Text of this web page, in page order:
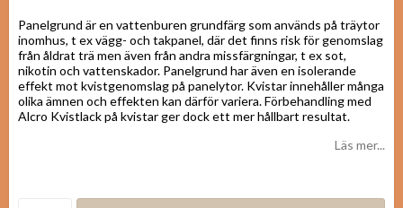
Panelgrund är en vattenburen grundfärg som används på träytor
inomhus, t ex vägg- och takpanel, där det finns risk för genomslag
från åldrat trä men även från andra missfärgningar, t ex sot,
nikotin och vattenskador. Panelgrund har även en isolerande
effekt mot kvistgenomslag på panelytor. Kvistar innehåller många
olika ämnen och effekten kan därför variera. Förbehandling med
Alcro Kvistlack på kvistar ger dock ett mer hållbart resultat.
Läs mer...